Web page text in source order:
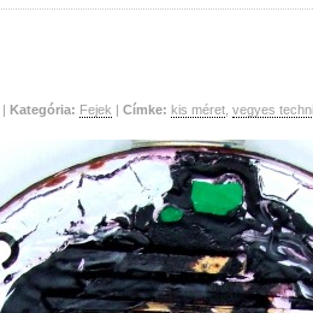
Kategória: Fejek | Címke: kis méret vegyes